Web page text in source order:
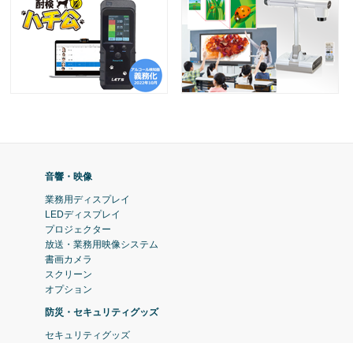
音響・映像
業務用ディスプレイ
LEDディスプレイ
プロジェクター
放送・業務用映像システム
書画カメラ
スクリーン
オプション
防災・セキュリティグッズ
セキュリティグッズ